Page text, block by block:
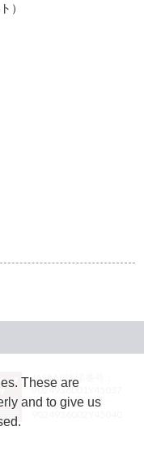
）
JASRAC許諾番号：
9024936001Y45037
JASRAC許諾番号：
These are
and to give us